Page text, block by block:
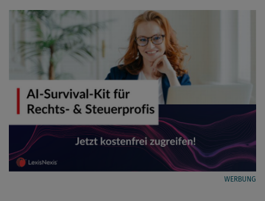
WERBUNG